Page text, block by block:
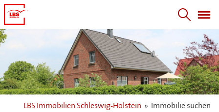
LBS Immobilien Schleswig-Holstein » Immobilie suchen